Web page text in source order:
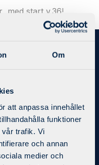
Om
att anpassa innehållet
funktioner
trafik. Vi
och annan
medier och
med start v.36!